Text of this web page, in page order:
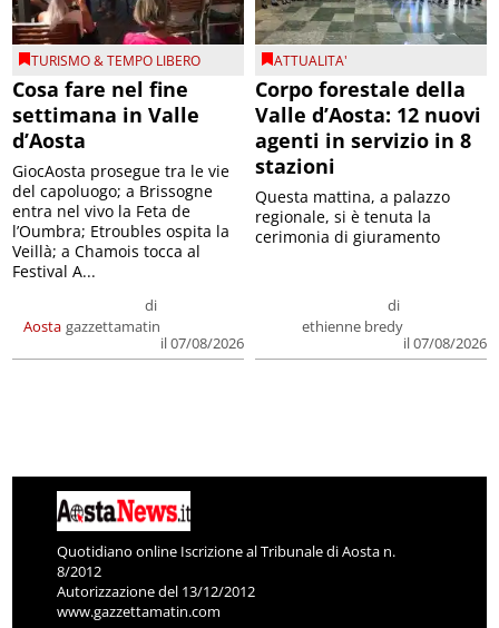
TURISMO & TEMPO LIBERO
Cosa fare nel fine
settimana in Valle
d’Aosta
Aosta
di
gazzettamatin
il 07/08/2026
GiocAosta prosegue tra le vie
del capoluogo; a Brissogne
entra nel vivo la Feta de
l’Oumbra; Etroubles ospita la
Veillà; a Chamois tocca al
Festival A...
ATTUALITA'
Corpo forestale della
Valle d’Aosta: 12 nuovi
agenti in servizio in 8
stazioni
di
ethienne bredy
il 07/08/2026
Questa mattina, a palazzo
regionale, si è tenuta la
cerimonia di giuramento
Quotidiano online Iscrizione al Tribunale di Aosta n.
8/2012
Autorizzazione del 13/12/2012
www.gazzettamatin.com